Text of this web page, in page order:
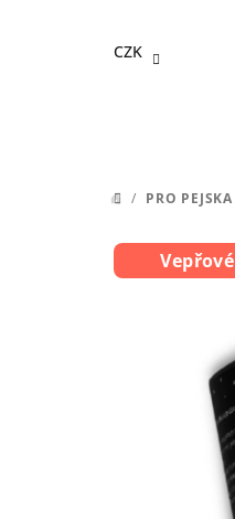
CZK
DOMŮ
/ PRO PEJSKA
Vepřové